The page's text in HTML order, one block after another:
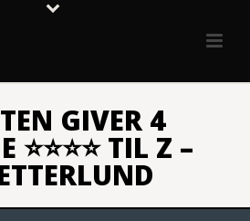
GIVER 4
⭐⭐⭐⭐ TIL Z –